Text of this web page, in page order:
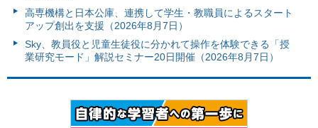
高専機構と日本公庫、連携して学生・教職員によるスタート
アップ創出を支援（2026年8月7日）
Sky、教員役と児童生徒役に分かれて操作を体験できる「授
業研究モード」解説セミナー20日開催（2026年8月7日）